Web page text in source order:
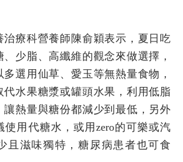
治療科營養師陳俞穎表示，夏日吃
少脂、高纖維的觀念來做選擇，
選用仙草、愛玉等無熱量食物，
代水果糖漿或罐頭水果，利用低脂
讓熱量與糖份都減少到最低，另外
使用代糖水，或用zero的可樂或汽
且滋味獨特，糖尿病患者也可食